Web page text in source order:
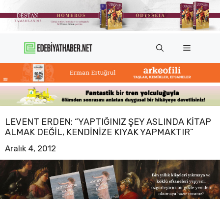
atla
Menü
LEVENT ERDEN: “YAPTIĞINIZ ŞEY ASLINDA KITAP
ALMAK DEĞIL, KENDINIZE KIYAK YAPMAKTIR”
Aralık 4, 2012